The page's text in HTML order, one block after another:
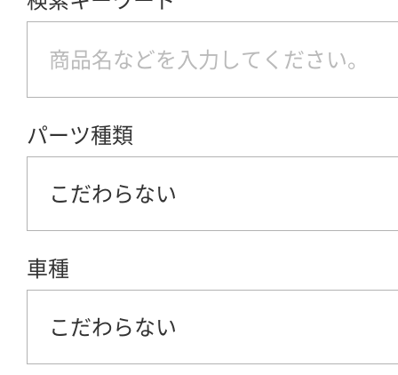
パーツ種類
こだわらない
車種
こだわらない